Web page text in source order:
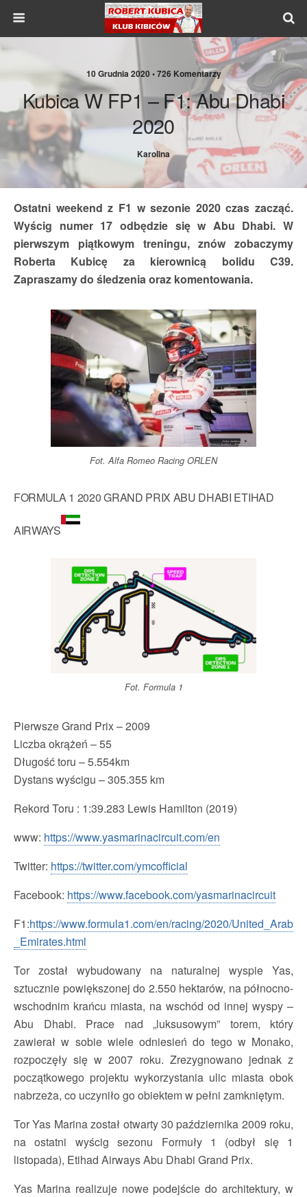
10 Grudnia 2020 •726 Komentarzy
Kubica W FP1 – F1: Abu Dhabi
2020
Karolina
Ostatni weekend z F1 w sezonie 2020 czas zacząć.
Wyścig numer 17 odbędzie się w Abu Dhabi. W
pierwszym piątkowym treningu, znów zobaczymy
Roberta Kubicę za kierownicą bolidu C39.
Zapraszamy do śledzenia oraz komentowania.
Fot. Alfa Romeo Racing ORLEN
FORMULA 1 2020 GRAND PRIX ABU DHABI ETIHAD
AIRWAYS
Fot. Formula 1
Pierwsze Grand Prix – 2009
Liczba okrążeń – 55
Długość toru – 5.554km
Dystans wyścigu –305.355 km
Rekord Toru : 1:39.283 Lewis Hamilton (2019)
www: https://www.yasmarinacircuit.com/en
Twitter: https://twitter.com/ymcofficial
Facebook: https://www.facebook.com/yasmarinacircuit
F1:https://www.formula1.com/en/racing/2020/United_Arab
_Emirates.html
Tor został wybudowany na naturalnej wyspie Yas,
sztucznie powiększonej do 2.550 hektarów, na północno-
wschodnim krańcu miasta, na wschód od innej wyspy –
Abu Dhabi. Prace nad „luksusowym” torem, który
zawierał w sobie wiele odniesień do tego w Monako,
rozpoczęły się w 2007 roku. Zrezygnowano jednak z
początkowego projektu wykorzystania ulic miasta obok
nabrzeża, co uczyniło go obiektem w pełni zamkniętym.
Tor Yas Marina został otwarty 30 października 2009 roku,
na ostatni wyścig sezonu Formuły 1 (odbył się 1
listopada), Etihad Airways Abu Dhabi Grand Prix.
Yas Marina realizuje nowe podejście do architektury, w